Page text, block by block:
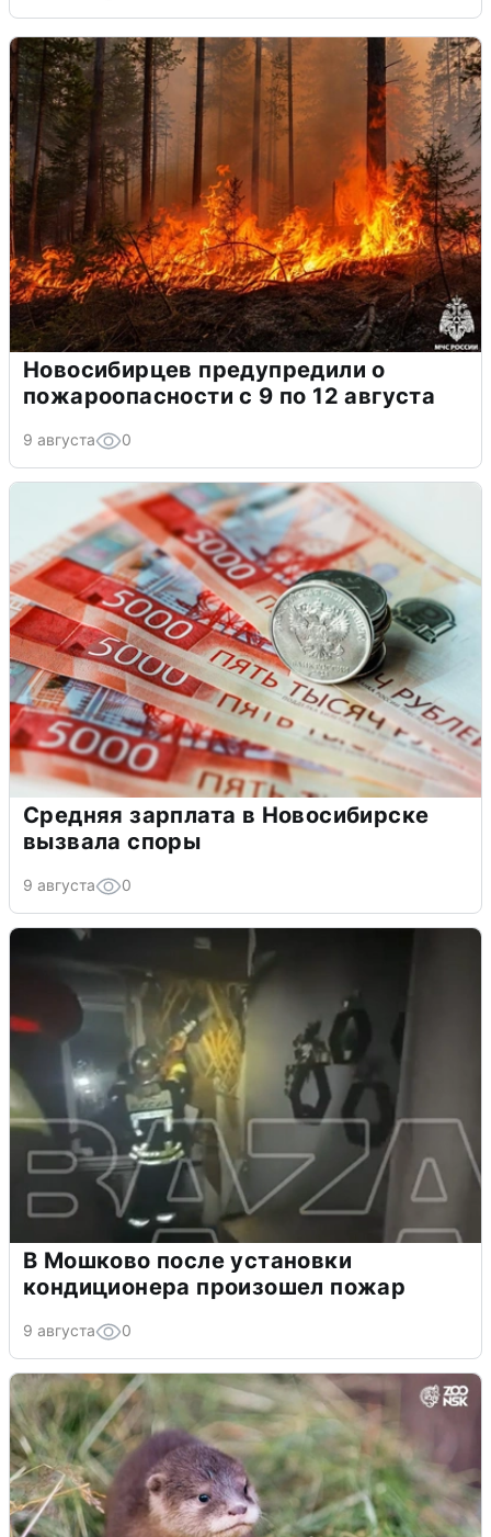
Новосибирцев предупредили о
пожароопасности с 9 по 12 августа
9 августа 0
Средняя зарплата в Новосибирске
вызвала споры
9 августа 0
В Мошково после установки
кондиционера произошел пожар
9 августа 0